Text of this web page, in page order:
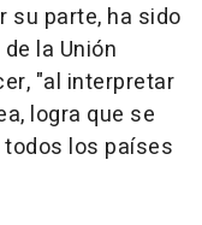
su parte, ha sido
la Unión
"al interpretar
logra que se
los países